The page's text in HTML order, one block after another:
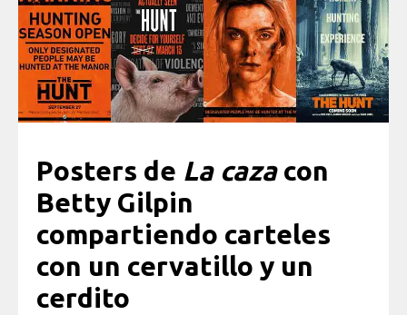
Posters de La cazacon
Betty Gilpin
compartiendo carteles
con un cervatillo y un
cerdito